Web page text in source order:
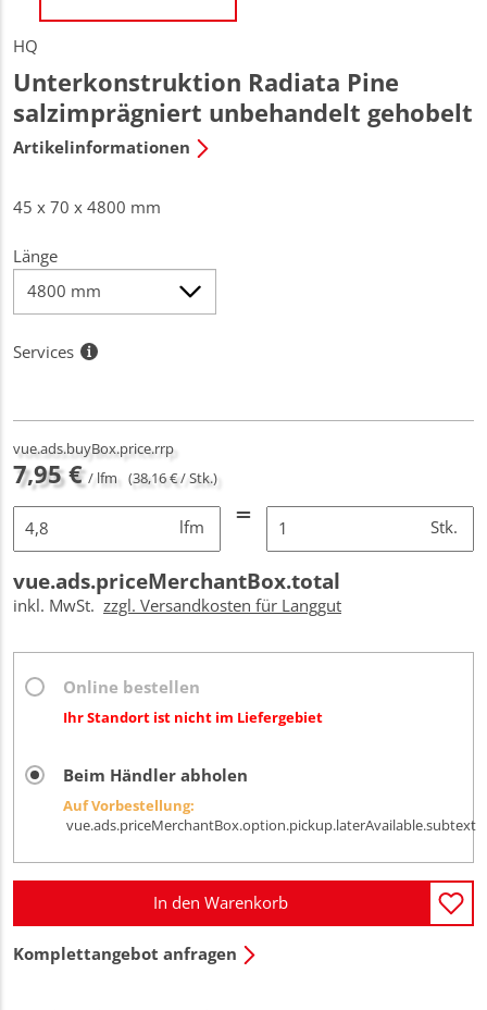
HQ
Unterkonstruktion Radiata Pine
salzimprägniert unbehandelt gehobelt
Artikelinformationen
45 x 70 x 4800 mm
Länge
Services
vue.ads.buyBox.price.rrp
7,95 € / lfm (38,16 € / Stk.)
lfm Stk.
vue.ads.priceMerchantBox.total
inkl. MwSt. zzgl. Versandkosten für Langgut
Online bestellen
Ihr Standort ist nicht im Liefergebiet
Beim Händler abholen
Auf Vorbestellung:
vue.ads.priceMerchantBox.option.pickup.laterAvailable.subtext
In den Warenkorb
Komplettangebot anfragen